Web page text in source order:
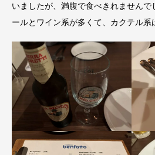
いましたが、満腹で食べきれません
ールとワイン系が多くて、カクテル系